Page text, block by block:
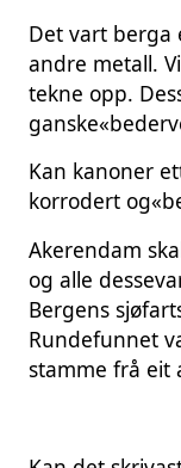
Det vart berga
andre metall.
tekne opp.
Kan kanoner
korrodert
Akerendam
og alle
Bergens
Rundefunnet
stamme frå eit